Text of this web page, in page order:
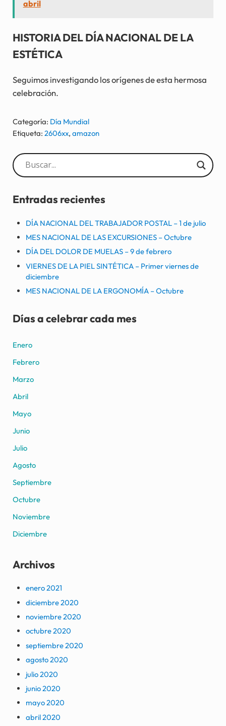
abril
HISTORIA DEL DÍA NACIONAL DE LA
ESTÉTICA
Seguimos investigando los orígenes de esta hermosa
celebración.
Categoría: Día Mundial
Etiqueta: 2606xx, amazon
Sidebar
Entradas recientes
DÍA NACIONAL DEL TRABAJADOR POSTAL – 1 de julio
MES NACIONAL DE LAS EXCURSIONES – Octubre
DÍA DEL DOLOR DE MUELAS – 9 de febrero
VIERNES DE LA PIEL SINTÉTICA – Primer viernes de
diciembre
MES NACIONAL DE LA ERGONOMÍA – Octubre
Días a celebrar cada mes
Enero
Febrero
Marzo
Abril
Mayo
Junio
Julio
Agosto
Septiembre
Octubre
Noviembre
Diciembre
Archivos
enero 2021
diciembre 2020
noviembre 2020
octubre 2020
septiembre 2020
agosto 2020
julio 2020
junio 2020
mayo 2020
abril 2020